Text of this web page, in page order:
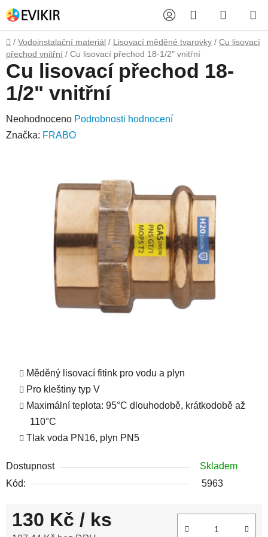
na
obsah
Hledat
KOŠÍK
Domů
/ Vodoinstalační materiál / Lisovací měděné tvarovky / Cu lisovací
přechod vnitřní / Cu lisovací přechod 18-1/2" vnitřní
Měděný lisovací fitink pro vodu a plyn
Pro kleštiny typ V
Maximální teplota: 95°C dlouhodobě, krátkodobě až
110°C
Tlak voda PN16, plyn PN5
Dostupnost
Skladem
Kód:
5963
130 Kč / ks
Cu lisovací přechod 18-
1/2" vnitřní
Průměrné
hodnocení
Neohodnoceno Podrobnosti hodnocení
Značka: FRABO